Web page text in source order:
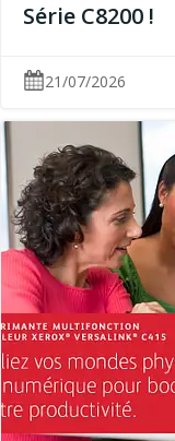
Série C8200 !
21/07/2026